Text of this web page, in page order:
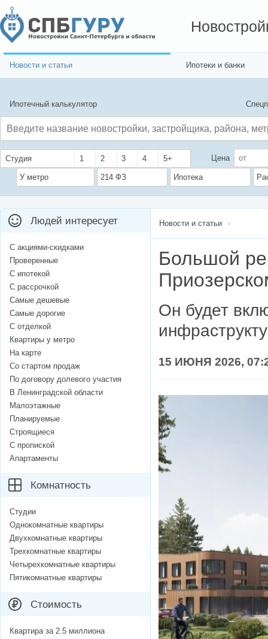
Новости и статьи Ипотеки и банки
Ипотечный калькулятор
Студия 1 2 3 4 5+ Цена
У метро 214 ФЗ Ипотека
Новости и статьи
Большой
Он будет
15 ИЮНЯ 2026,
Людей интересует
С акциями-скидками
Проверенные
С ипотекой
С рассрочкой
Самые дешевые
Самые дорогие
С отделкой
Квартиры у метро
На карте
Со стартом продаж
По договору долевого участия
В Ленинградской области
Малоэтажные
Планируемые
Строящиеся
С пропиской
Апартаменты
Комнатность
Студии
Однокомнатные квартиры
Двухкомнатные квартиры
Трехкомнатные квартиры
Четырехкомнатные квартиры
Пятикомнатные квартиры
Стоимость
Квартира за 2.5 миллиона